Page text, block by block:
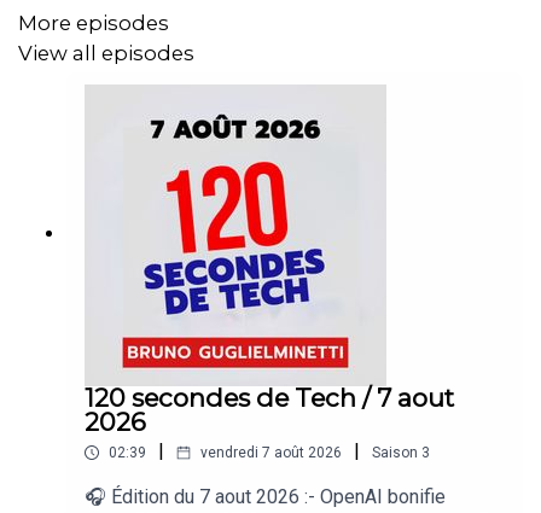
More episodes
View all episodes
120 secondes de Tech / 7 aout
2026
02:39 | vendredi 7 août 2026 | Saison 3
🎧 Édition du 7 aout 2026 :- OpenAI bonifie